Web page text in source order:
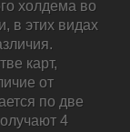
холдема во
в этих видах
карт,
от
по две
4